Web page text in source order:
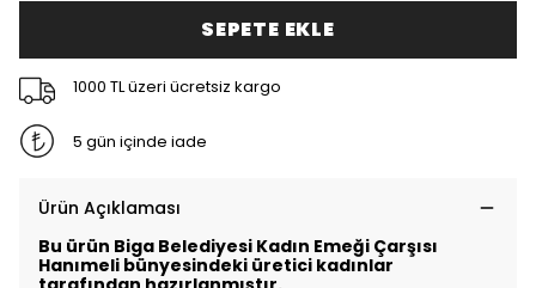
SEPETE EKLE
1000 TL üzeri ücretsiz kargo
5 gün içinde iade
Ürün Açıklaması
Bu ürün Biga Belediyesi Kadın Emeği Çarşısı
Hanımeli bünyesindeki üretici kadınlar